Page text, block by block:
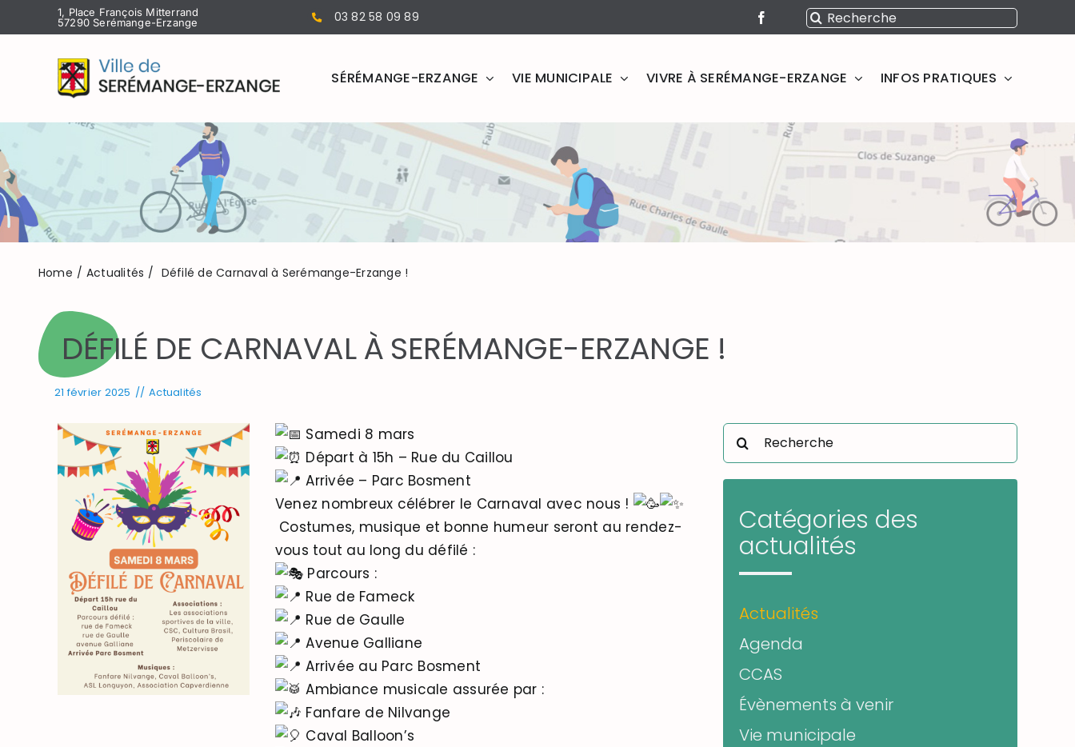
au
1, Place François Mitterrand
57290 Serémange-Erzange
03 82 58 09 89 Rechercher:
SÉRÉMANGE-ERZANGE VIE MUNICIPALE VIVRE À SERÉMANGE-ERZANGE INFOS PRATIQUES
Home Actualités Défilé de Carnaval à Serémange-Erzange !
DÉFILÉ DE CARNAVAL À SERÉMANGE-ERZANGE !
21 février 2025 // Actualités
Samedi 8 mars
Départ à 15h – Rue du Caillou
Arrivée – Parc Bosment
Venez nombreux célébrer le Carnaval avec nous !
Costumes, musique et bonne humeur seront au rendez-
vous tout au long du défilé :
Parcours :
Rue de Fameck
Rue de Gaulle
Avenue Galliane
Arrivée au Parc Bosment
Ambiance musicale assurée par :
Fanfare de Nilvange
Caval Balloon’s
Rechercher:
Catégories des
actualités
Actualités
Agenda
CCAS
Évènements à venir
Vie municipale